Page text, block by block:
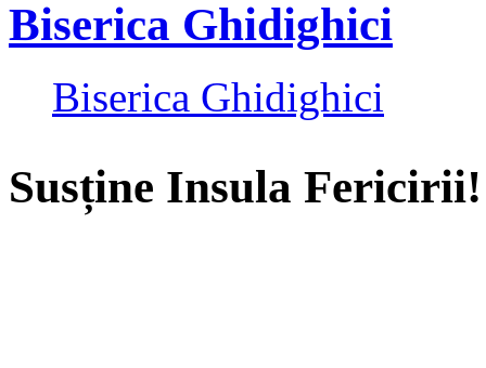
Biserica Ghidighici
Biserica Ghidighici
Susține Insula Fericirii!